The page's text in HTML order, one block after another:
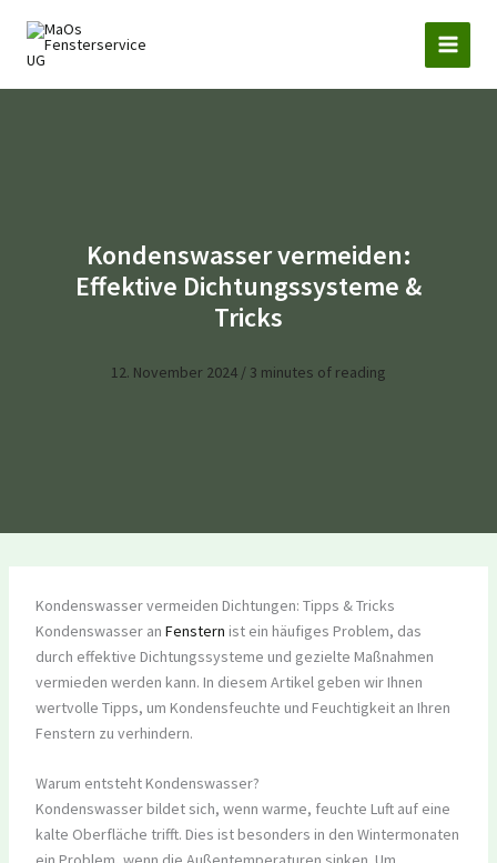
Inhalt
springen
Kondenswasser vermeiden:
Effektive Dichtungssysteme &
Tricks
12. November 2024 / 3 minutes of reading
Kondenswasser vermeiden Dichtungen: Tipps & Tricks
Kondenswasser an Fenstern ist ein häufiges Problem, das
durch effektive Dichtungssysteme und gezielte Maßnahmen
vermieden werden kann. In diesem Artikel geben wir Ihnen
wertvolle Tipps, um Kondensfeuchte und Feuchtigkeit an Ihren
Fenstern zu verhindern.
Warum entsteht Kondenswasser?
Kondenswasser bildet sich, wenn warme, feuchte Luft auf eine
kalte Oberfläche trifft. Dies ist besonders in den Wintermonaten